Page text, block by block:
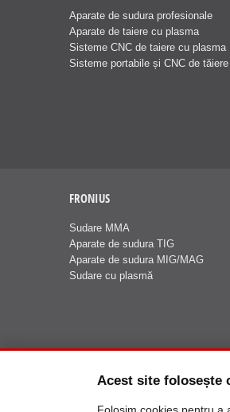
Aparate de sudura profesionale
Aparate de taiere cu plasma
Sisteme CNC de taiere cu plasma
Sisteme portabile și CNC de tăiere
FRONIUS
Sudare MMA
Aparate de sudura TIG
Aparate de sudura MIG/MAG
Sudare cu plasmă
Acest site folosește